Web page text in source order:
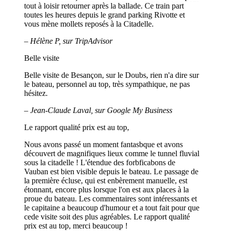
tout à loisir retourner après la ballade. Ce train part
toutes les heures depuis le grand parking Rivotte et
vous mène mollets reposés à la Citadelle.
– Hélène P, sur TripAdvisor
Belle visite
Belle visite de Besançon, sur le Doubs, rien n'a dire sur
le bateau, personnel au top, très sympathique, ne pas
hésitez.
– Jean-Claude Laval, sur Google My Business
Le rapport qualité prix est au top,
Nous avons passé un moment fantasbque et avons
découvert de magnifiques lieux comme le tunnel fluvial
sous la citadelle ! L'étendue des forbficabons de
Vauban est bien visible depuis le bateau. Le passage de
la première écluse, qui est enbèrement manuelle, est
étonnant, encore plus lorsque l'on est aux places à la
proue du bateau. Les commentaires sont intéressants et
le capitaine a beaucoup d'humour et a tout fait pour que
cede visite soit des plus agréables. Le rapport qualité
prix est au top, merci beaucoup !